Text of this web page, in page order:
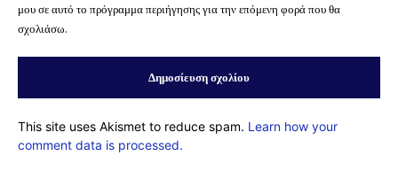
μου σε αυτό το πρόγραμμα περιήγησης για την επόμενη φορά που θα
σχολιάσω.
This site uses Akismet to reduce spam. Learn how your
comment data is processed.